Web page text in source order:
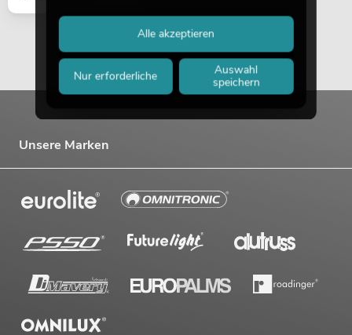
PSSO PA Set PRO L MK2
No. 20000458 Artikel nicht mehr verfügbar
No. 20000745 Artikel nicht mehr verfügbar
Unsere Marken
Nur erforderliche
Auswahl
speichern
Alle akzeptieren